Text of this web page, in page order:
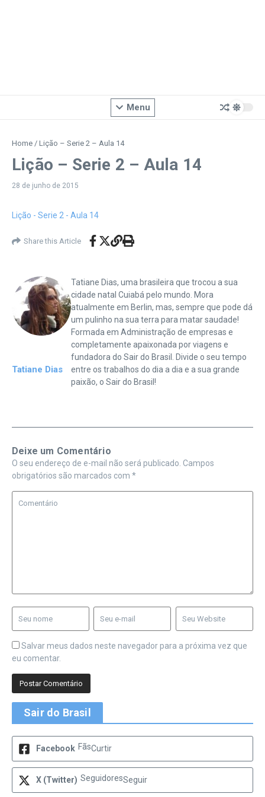
Menu
Home / Lição – Serie 2 – Aula 14
Lição – Serie 2 – Aula 14
28 de junho de 2015
Lição - Serie 2 - Aula 14
Share this Article
Tatiane Dias
Tatiane Dias, uma brasileira que trocou a sua
cidade natal Cuiabá pelo mundo. Mora
atualmente em Berlin, mas, sempre que pode dá
um pulinho na sua terra para matar saudade!
Formada em Administração de empresas e
completamente apaixonada por viagens e
fundadora do Sair do Brasil. Divide o seu tempo
entre os trabalhos do dia a dia e a sua grande
paixão, o Sair do Brasil!
Deixe um Comentário
O seu endereço de e-mail não será publicado. Campos
obrigatórios são marcados com *
Salvar meus dados neste navegador para a próxima vez que
eu comentar.
Sair do Brasil
Facebook FãsCurtir
X (Twitter) SeguidoresSeguir